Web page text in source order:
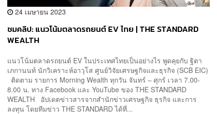
24 เมษายน 2023
ชมคลิป: แนวโน้มตลาดรถยนต์ EV ไทย | THE STANDARD
WEALTH
แนวโน้มตลาดรถยนต์ EV ในประเทศไทยเป็นอย่างไร พูดคุยกับ ฐิตา
เภกานนท์ นักวิเคราะห์อาวุโส ศูนย์วิจัยเศรษฐกิจและธุรกิจ (SCB EIC)
ติดตาม รายการ Morning Wealth ทุกวัน จันทร์ – ศุกร์ เวลา 7.00-
8.00 น. ทาง Facebook และ YouTube ของ THE STANDARD
WEALTH อัปเดตข่าวสารจากสำนักข่าวเศรษฐกิจ ธุรกิจ และการ
ลงทุน โดยทีมข่าว THE STANDARD ได้ที่...